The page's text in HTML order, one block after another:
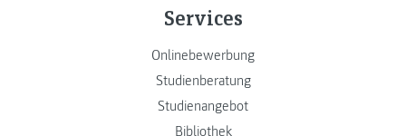
Services
Onlinebewerbung
Studienberatung
Studienangebot
Bibliothek